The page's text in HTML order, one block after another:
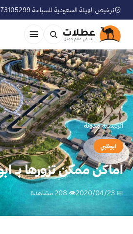
ترخيص الهيئة السعودية للسياحة 73105299
الرئيسية›مدوّنة
ابوظبي
اماكن ممكن تزورها بـ
📅 2020/04/23 👁 208 مشاهدة